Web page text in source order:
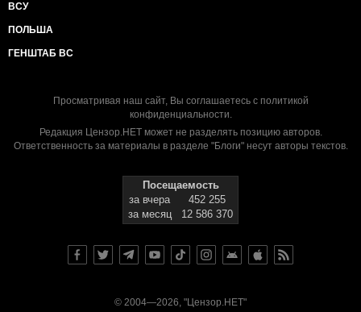
ВСУ
ПОЛЬША
ГЕНШТАБ ВС
Просматривая наш сайт, Вы соглашаетесь с политикой
конфиденциальности.
Редакция Цензор.НЕТ может не разделять позицию авторов.
Ответственность за материалы в разделе "Блоги" несут авторы текстов.
Посещаемость
за вчера
452 255
за месяц
12 586 370
© 2004—2026, "Цензор.НЕТ"